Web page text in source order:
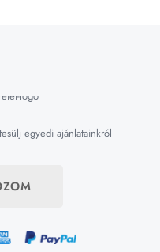
egyedi ajánlatainkról